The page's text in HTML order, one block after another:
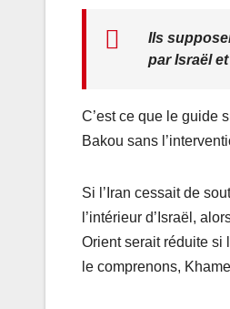
Ils
par Israël
C’est ce que le guide
Bakou sans
Si l’Iran cessait de
l’intérieur d’Israël,
Orient serait réduite si
le comprenons,